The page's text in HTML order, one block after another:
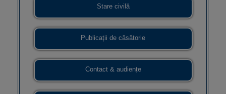
Stare civilă
Publicații de căsătorie
Contact & audiențe